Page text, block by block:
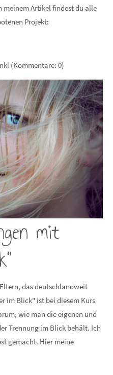
meinem Artikel findest du alle
Projekt:
(Kommentare: 0)
mit
das deutschlandweit
im Blick" ist bei diesem Kurs
wie man die eigenen und
Trennung im Blick behält. Ich
gemacht. Hier meine